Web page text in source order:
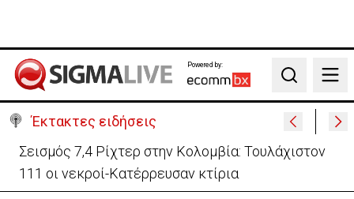
Powered by:
Search
Έκτακτες ειδήσεις
Συγκλονίζει η μητέρα του 4χρονου Μάριου: «Θα
γινόμουν τα μάτια σου…» (vid)